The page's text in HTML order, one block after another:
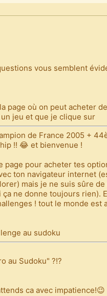
vous semblent
page où on peut acheter
jeu et que je clique sur
de France 2005 +
!! 😂 et bienvenue !
page pour acheter tes
ton navigateur internet
mais je ne suis sûre
ne donne toujours rien).
! tout le monde est
au sudoku
au Sudoku" ?!?
ca avec impatience!😉